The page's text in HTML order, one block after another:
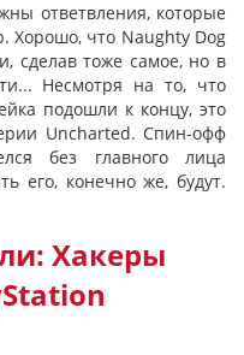
ответвления, которые
Хорошо, что Naughty Dog
сделав тоже самое, но в
Несмотря на то, что
подошли к концу, это
Uncharted. Спин-офф
без главного лица
его, конечно же, будут.
Хакеры